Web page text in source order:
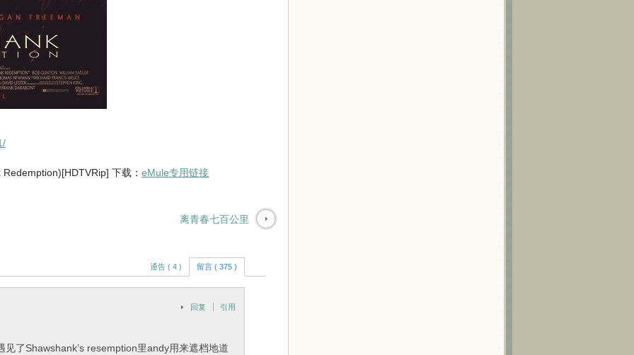
下载： eMule专用链接
离青春七百公里
通告 ( 4 ) 留言 ( 375 )
回复 引用
了Shawshank’s resemption里andy用来遮档地道